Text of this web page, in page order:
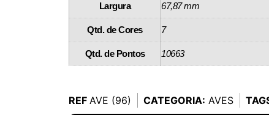
Largura 67,87 mm
Qtd. de Cores 7
Qtd. de Pontos 10663
REF AVE (96) CATEGORIA: AVES